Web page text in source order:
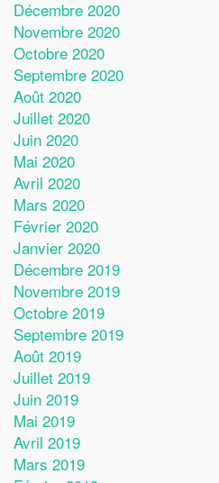
Décembre 2020
Novembre 2020
Octobre 2020
Septembre 2020
Août 2020
Juillet 2020
Juin 2020
Mai 2020
Avril 2020
Mars 2020
Février 2020
Janvier 2020
Décembre 2019
Novembre 2019
Octobre 2019
Septembre 2019
Août 2019
Juillet 2019
Juin 2019
Mai 2019
Avril 2019
Mars 2019